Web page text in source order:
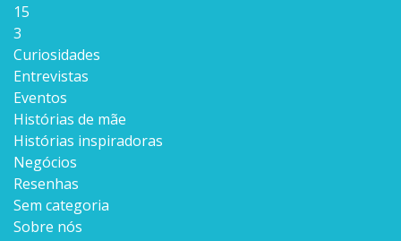
15
3
Curiosidades
Entrevistas
Eventos
Histórias de mãe
Histórias inspiradoras
Negócios
Resenhas
Sem categoria
Sobre nós